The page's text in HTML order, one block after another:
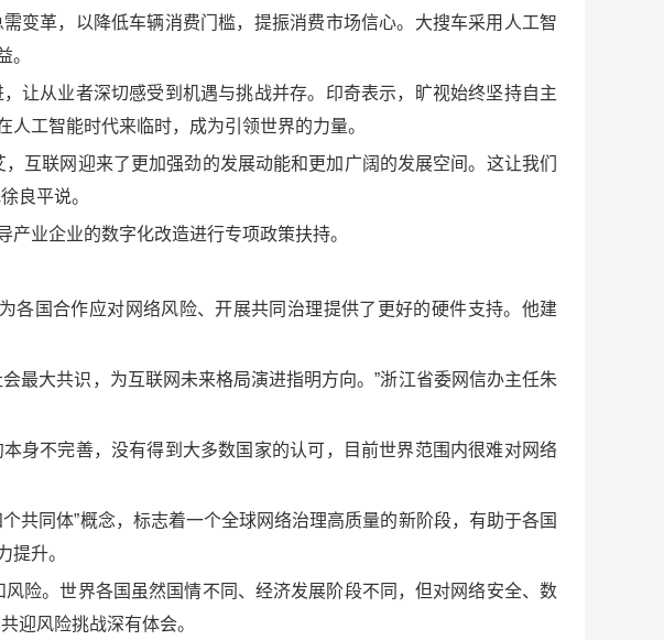
变革，以降低车辆消费门槛，提振消费市场信心。大搜车采用人工智
。
让从业者深切感受到机遇与挑战并存。印奇表示，旷视始终坚持自主
工智能时代来临时，成为引领世界的力量。
互联网迎来了更加强劲的发展动能和更加广阔的发展空间。这让我们
良平说。
业企业的数字化改造进行专项政策扶持。
各国合作应对网络风险、开展共同治理提供了更好的硬件支持。他建
最大共识，为互联网未来格局演进指明方向。”浙江省委网信办主任朱
身不完善，没有得到大多数国家的认可，目前世界范围内很难对网络
共同体”概念，标志着一个全球网络治理高质量的新阶段，有助于各国
提升。
险。世界各国虽然国情不同、经济发展阶段不同，但对网络安全、数
迎风险挑战深有体会。